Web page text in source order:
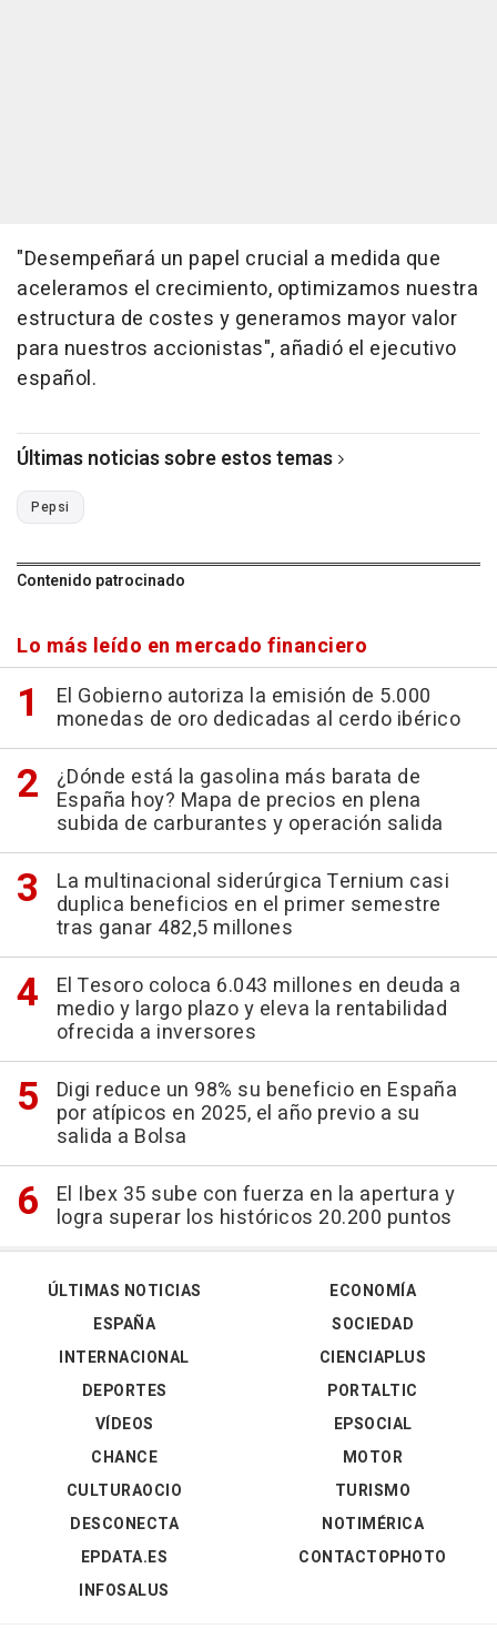
"Desempeñará un papel crucial a medida que
aceleramos el crecimiento, optimizamos nuestra
estructura de costes y generamos mayor valor
para nuestros accionistas", añadió el ejecutivo
español.
Últimas noticias sobre estos temas
Pepsi
Contenido patrocinado
Lo más leído en mercado financiero
El Gobierno autoriza la emisión de 5.000
monedas de oro dedicadas al cerdo ibérico
¿Dónde está la gasolina más barata de
España hoy? Mapa de precios en plena
subida de carburantes y operación salida
La multinacional siderúrgica Ternium casi
duplica beneficios en el primer semestre
tras ganar 482,5 millones
El Tesoro coloca 6.043 millones en deuda a
medio y largo plazo y eleva la rentabilidad
ofrecida a inversores
Digi reduce un 98% su beneficio en España
por atípicos en 2025, el año previo a su
salida a Bolsa
El Ibex 35 sube con fuerza en la apertura y
logra superar los históricos 20.200 puntos
ÚLTIMAS NOTICIAS
ESPAÑA
INTERNACIONAL
DEPORTES
VÍDEOS
ECONOMÍA
SOCIEDAD
CIENCIAPLUS
PORTALTIC
EPSOCIAL
CHANCE
CULTURAOCIO
DESCONECTA
EPDATA.ES
INFOSALUS
MOTOR
TURISMO
NOTIMÉRICA
CONTACTOPHOTO